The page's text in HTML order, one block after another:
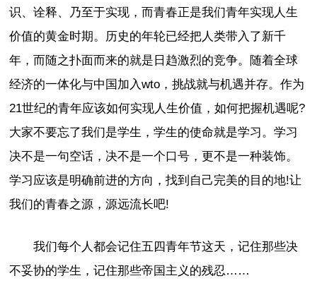
识、诠释、乃至于实现，而青春正是我们青年实现人生
价值的黄金时期。历史的年轮已经把人类带入了新千
年，而随之扑面而来的就是日趋激烈的竞争。随着全球
经济的一体化与中国加入wto，挑战就与机遇并存。作为
21世纪的青年应该如何实现人生价值，如何把握机遇呢?
大家不要忘了我们是学生，学生的使命就是学习。学习
决不是一句空话，决不是一个口号，更不是一种装饰。
学习应该是明确前进的方向，找到自己完美的目的地!让
我们的青春之源，源远流长吧!
我们每个人都会记住五四青年节这天，记住那些决
不妥协的学生，记住那些帝国主义的残忍……